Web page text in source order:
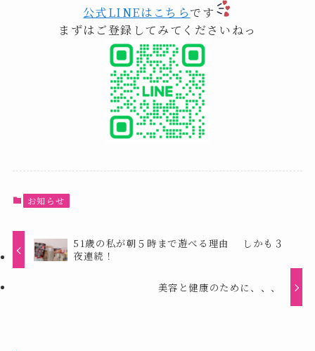
公式LINEはこちらです
まずはご登録してみてくださいねっ
お知らせ
51歳の私が朝５時まで遊べる理由 しかも３
夜連続！
美容と健康のために、、、